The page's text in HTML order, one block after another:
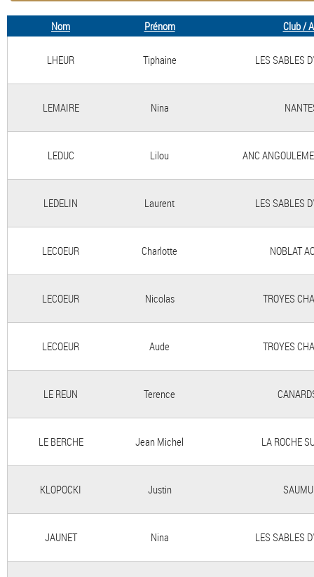
Nom Prénom Club /
LHEUR Tiphaine LES SABLES
LEMAIRE Nina
LEDUC Lilou ANC
LEDELIN Laurent LES SABLES
LECOEUR Charlotte NOBLAT
LECOEUR Nicolas TROYES
LECOEUR Aude TROYES
LE REUN Terence
LE BERCHE Jean Michel LA ROCHE
KLOPOCKI Justin
JAUNET Nina LES SABLES